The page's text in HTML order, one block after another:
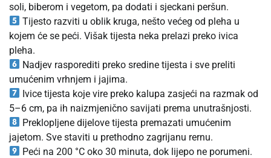
soli, biberom i vegetom, pa dodati i sjeckani peršun.
Tijesto razviti u oblik kruga, nešto većeg od pleha u
kojem će se peći. Višak tijesta neka prelazi preko ivica
pleha.
Nadjev rasporediti preko sredine tijesta i sve preliti
umućenim vrhnjem i jajima.
Ivice tijesta koje vire preko kalupa zasjeći na razmak od
5–6 cm, pa ih naizmjenično savijati prema unutrašnjosti.
Preklopljene dijelove tijesta premazati umućenim
jajetom. Sve staviti u prethodno zagrijanu rernu.
Peći na 200 °C oko 30 minuta, dok lijepo ne porumeni.